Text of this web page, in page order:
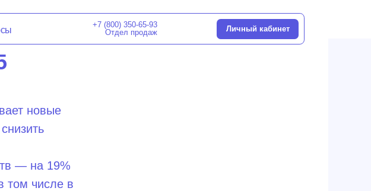
+7 (800) 350-65-93
Отдел продаж Личный кабинет
новые
— на 19%
том числе в